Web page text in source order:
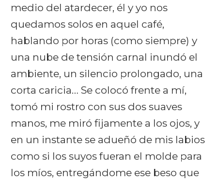
medio del atardecer, él y yo nos
quedamos solos en aquel café,
hablando por horas (como siempre) y
una nube de tensión carnal inundó el
ambiente, un silencio prolongado, una
corta caricia… Se colocó frente a mí,
tomó mi rostro con sus dos suaves
manos, me miró fijamente a los ojos, y
en un instante se adueñó de mis labios
como si los suyos fueran el molde para
los míos, entregándome ese beso que